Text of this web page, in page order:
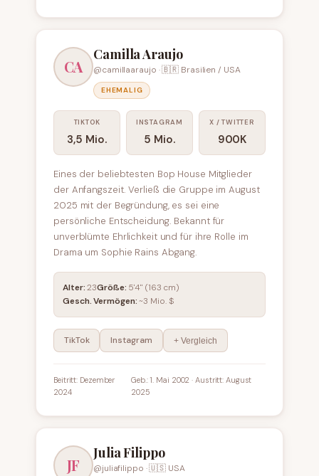
CA
Camilla Araujo
@camillaaraujo · 🇧🇷 Brasilien / USA
EHEMALIG
TIKTOK
3,5 Mio.
INSTAGRAM
5 Mio.
X / TWITTER
900K
Eines der beliebtesten Bop House Mitglieder
der Anfangszeit. Verließ die Gruppe im August
2025 mit der Begründung, es sei eine
persönliche Entscheidung. Bekannt für
unverblümte Ehrlichkeit und für ihre Rolle im
Drama um Sophie Rains Abgang.
Alter:23Größe: 5'4" (163 cm)
Gesch. Vermögen:~3 Mio. $
TikTok Instagram + Vergleich
Beitritt: Dezember
2024
Geb.: 1. Mai 2002 · Austritt: August
2025
JF
Julia Filippo
@juliafilippo · 🇺🇸 USA